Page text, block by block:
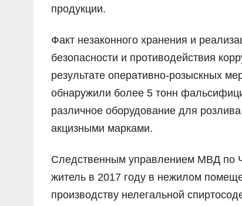
продукции.
Факт незаконного хранения и
безопасности и противодействия
результате оперативно-розыскных
обнаружили более 5 тонн
различное оборудование для
акцизными марками.
Следственным управлением МВД по
житель в 2017 году в нежилом
производству нелегальной